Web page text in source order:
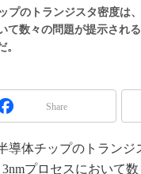
IoT
電源設計（EDN Japan）
の社会人大
よう
、次の10年
トレンド
プのトランジスタ密度は
て数々の問題が提示され
Share
体チップのトランジ
プロセスにおいて